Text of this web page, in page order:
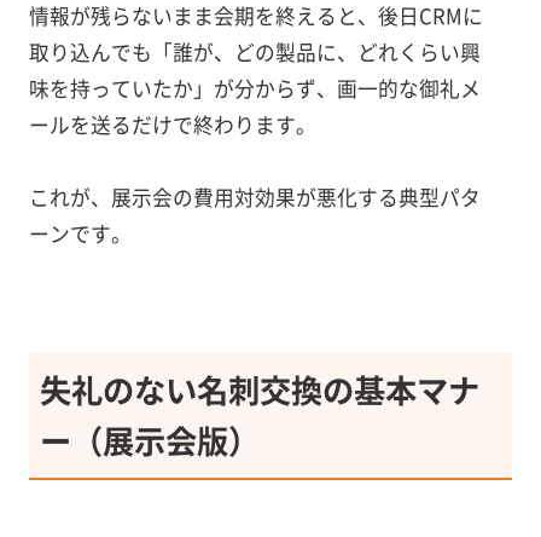
情報が残らないまま会期を終えると、後日CRMに
取り込んでも「誰が、どの製品に、どれくらい興
味を持っていたか」が分からず、画一的な御礼メ
ールを送るだけで終わります。
これが、展示会の費用対効果が悪化する典型パタ
ーンです。
失礼のない名刺交換の基本マナ
ー（展示会版）